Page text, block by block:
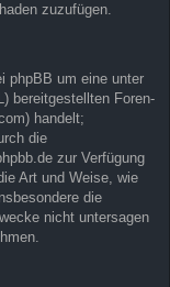
zuzufügen.
phpBB um eine unter
bereitgestellten Foren-
handelt;
die
zur Verfügung
Art und Weise, wie
die
nicht untersagen